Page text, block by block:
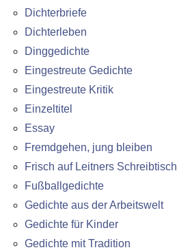
Dichterbriefe
Dichterleben
Dinggedichte
Eingestreute Gedichte
Eingestreute Kritik
Einzeltitel
Essay
Fremdgehen, jung bleiben
Frisch auf Leitners Schreibtisch
Fußballgedichte
Gedichte aus der Arbeitswelt
Gedichte für Kinder
Gedichte mit Tradition